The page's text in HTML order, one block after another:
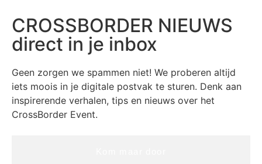
CROSSBORDER NIEUWS
direct in je inbox
Geen zorgen we spammen niet! We proberen altijd
iets moois in je digitale postvak te sturen. Denk aan
inspirerende verhalen, tips en nieuws over het
CrossBorder Event.